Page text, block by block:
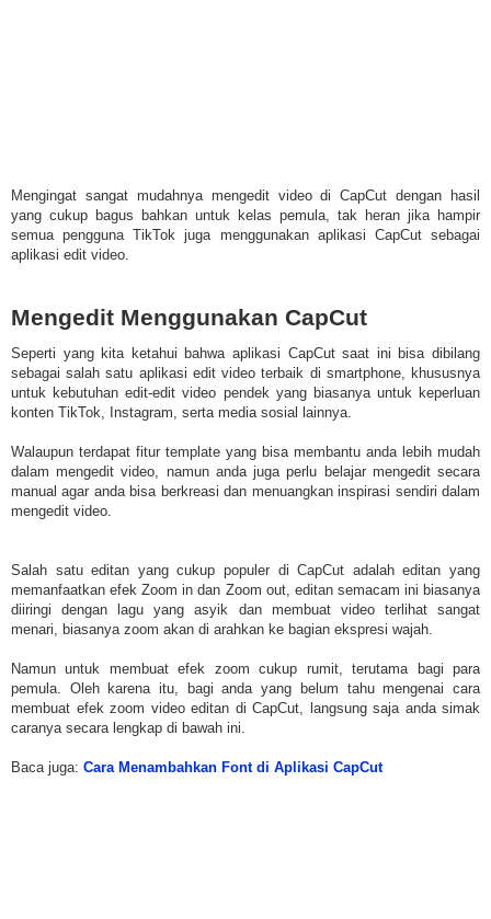
Mengingat sangat mudahnya mengedit video di CapCut dengan hasil
yang cukup bagus bahkan untuk kelas pemula, tak heran jika hampir
semua pengguna TikTok juga menggunakan aplikasi CapCut sebagai
aplikasi edit video.
Mengedit Menggunakan CapCut
Seperti yang kita ketahui bahwa aplikasi CapCut saat ini bisa dibilang
sebagai salah satu aplikasi edit video terbaik di smartphone, khususnya
untuk kebutuhan edit-edit video pendek yang biasanya untuk keperluan
konten TikTok, Instagram, serta media sosial lainnya.
Walaupun terdapat fitur template yang bisa membantu anda lebih mudah
dalam mengedit video, namun anda juga perlu belajar mengedit secara
manual agar anda bisa berkreasi dan menuangkan inspirasi sendiri dalam
mengedit video.
Salah satu editan yang cukup populer di CapCut adalah editan yang
memanfaatkan efek Zoom in dan Zoom out, editan semacam ini biasanya
diiringi dengan lagu yang asyik dan membuat video terlihat sangat
menari, biasanya zoom akan di arahkan ke bagian ekspresi wajah.
Namun untuk membuat efek zoom cukup rumit, terutama bagi para
pemula. Oleh karena itu, bagi anda yang belum tahu mengenai cara
membuat efek zoom video editan di CapCut, langsung saja anda simak
caranya secara lengkap di bawah ini.
Baca juga: Cara Menambahkan Font di Aplikasi CapCut